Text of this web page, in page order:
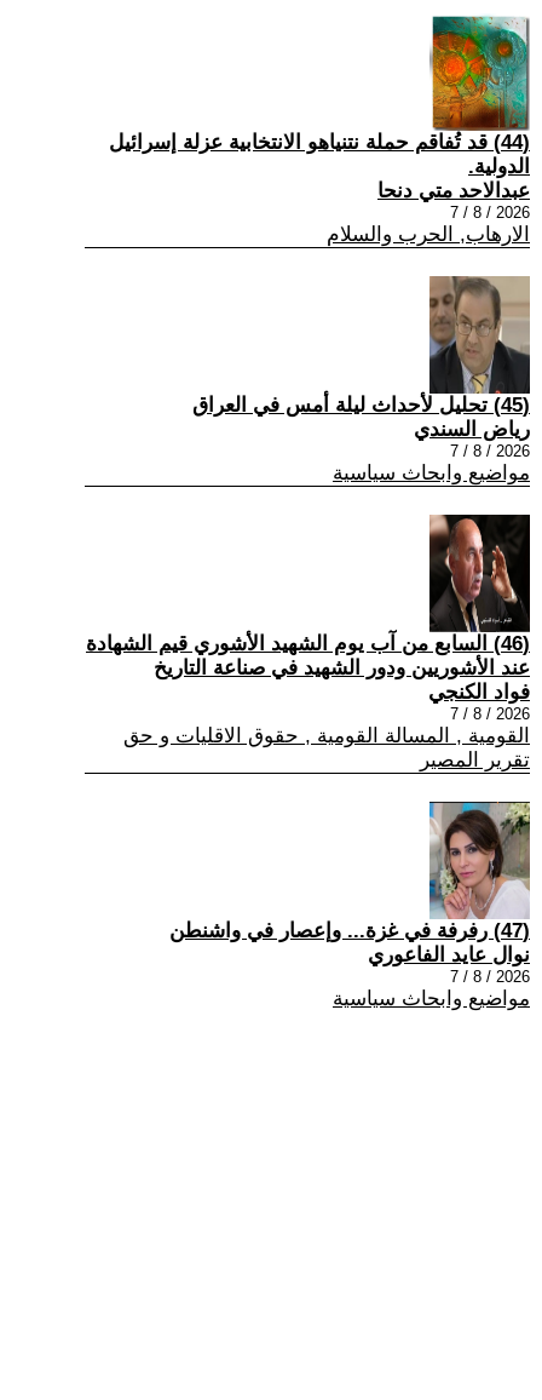
(44) قد تُفاقم حملة نتنياهو الانتخابية عزلة إسرائيل
الدولية.
عبدالاحد متي دنحا
2026 / 8 / 7
الارهاب, الحرب والسلام
(45) تحليل لأحداث ليلة أمس في العراق
رياض السندي
2026 / 8 / 7
مواضيع وابحاث سياسية
(46) السابع من آب يوم الشهيد الأشوري قيم الشهادة
عند الأشوريين ودور الشهيد في صناعة التاريخ
فواد الكنجي
2026 / 8 / 7
القومية , المسالة القومية , حقوق الاقليات و حق
تقرير المصير
(47) رفرفة في غزة... وإعصار في واشنطن
نوال عايد الفاعوري
2026 / 8 / 7
مواضيع وابحاث سياسية